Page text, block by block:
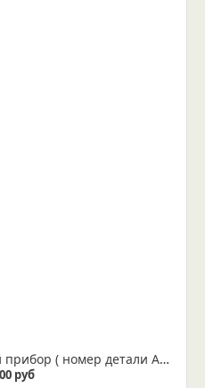
Рессора на геофизический прибор ( номер детали АЯЖ 8.387.237П)
руб